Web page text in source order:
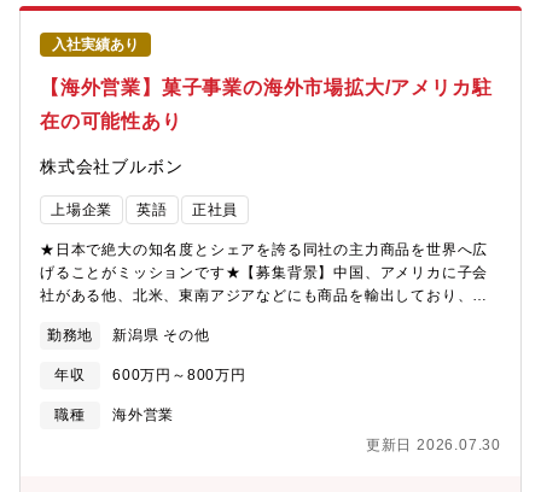
変更しますが、平均年間に3～4回ほどです。出張期間は国内の場
合は1泊2日または2泊3日、海外の場合は1週間から2週間程度とな
ります。【魅力】★海外含めてご活躍いただけます★幅広い内部
監査業務に携わっていただけます★ＷＬＢの取れる環境です（現
在当社では6割出社、4割在宅勤務としております。フルフレック
スで自由度も高く、内部監査部の残業実績は月10時間以下です）
日清食品ホールディングス株式会社（出向）
入社実績あり
【海外営業】菓子事業の海外市場拡大/アメリカ駐
在の可能性あり
株式会社ブルボン
上場企業 英語 正社員
★日本で絶大の知名度とシェアを誇る同社の主力商品を世界へ広
げることがミッションです★【募集背景】中国、アメリカに子会
社がある他、北米、東南アジアなどにも商品を輸出しており、今
シントンD.C.にBourbon Foods USA Corporationを設立。アメ
リカ市場への更なる拡大に寄与頂ける方をお待ちしておりま
す！！【具体的な業務内容】・海外新規顧客/販路開拓及びそれに
係る商談 ・新規商品の輸出及びそれに係る商談・海外市場把握
管理・海外拠点の人材マネジメント【駐在予定時期】・入社~最短
勤務地 新潟県 その他
年収 600万円～800万円
職種
海外営業
更新日 2026.07.30